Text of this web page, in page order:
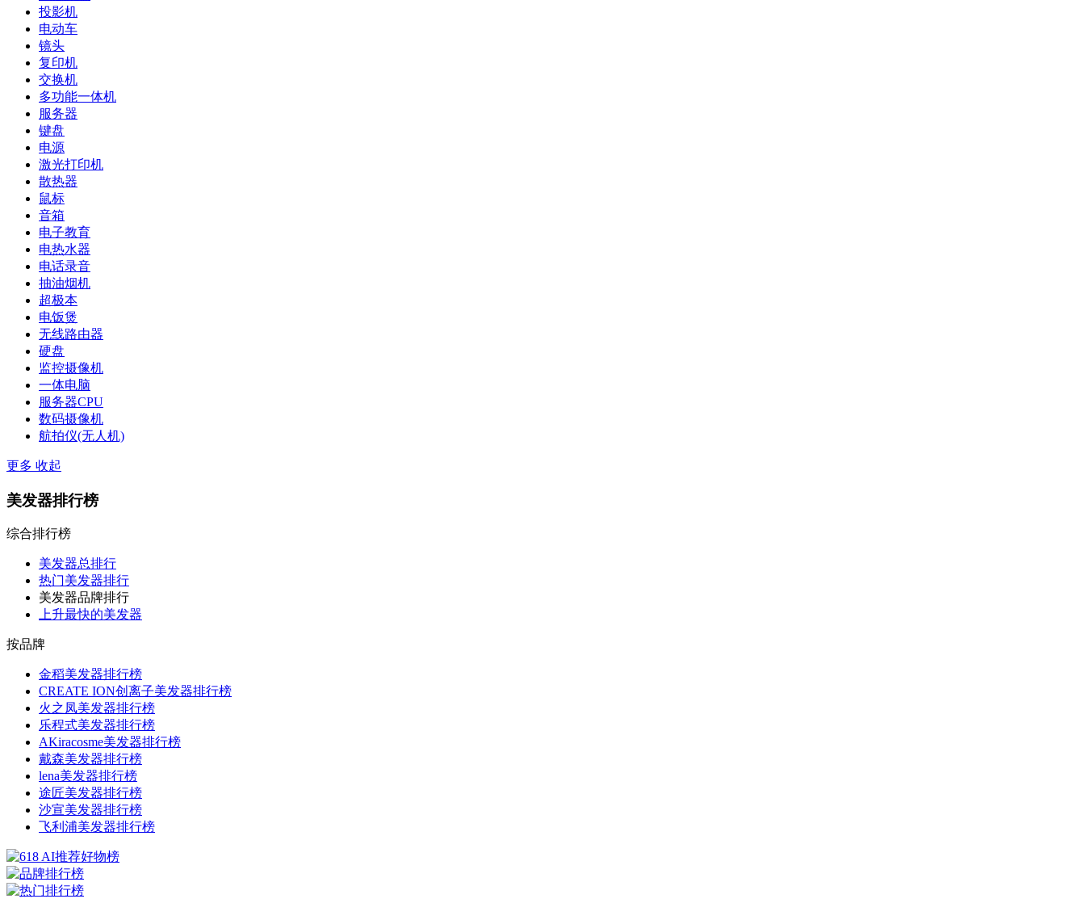
投影机
电动车
镜头
复印机
交换机
多功能一体机
服务器
键盘
电源
激光打印机
散热器
鼠标
音箱
电子教育
电热水器
电话录音
抽油烟机
超极本
电饭煲
无线路由器
硬盘
监控摄像机
一体电脑
服务器CPU
数码摄像机
航拍仪(无人机)
更多 收起
美发器排行榜
综合排行榜
美发器总排行
热门美发器排行
美发器品牌排行
上升最快的美发器
按品牌
金稻美发器排行榜
CREATE ION创离子美发器排行榜
火之凤美发器排行榜
乐程式美发器排行榜
AKiracosme美发器排行榜
戴森美发器排行榜
lena美发器排行榜
途匠美发器排行榜
沙宣美发器排行榜
飞利浦美发器排行榜